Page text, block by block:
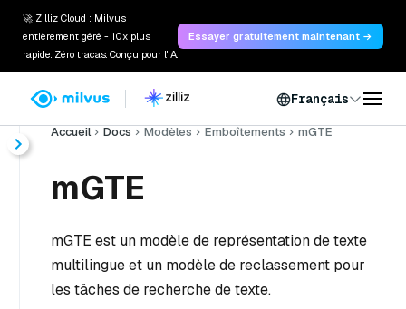
🚀 Zilliz Cloud : Milvus
entièrement géré - 10x plus
rapide. Zéro tracas. Conçu pour l'IA.
Essayer gratuitement maintenant →
Français
Accueil Docs Modèles Emboîtements mGTE
mGTE
mGTE est un modèle de représentation de texte
multilingue et un modèle de reclassement pour
les tâches de recherche de texte.